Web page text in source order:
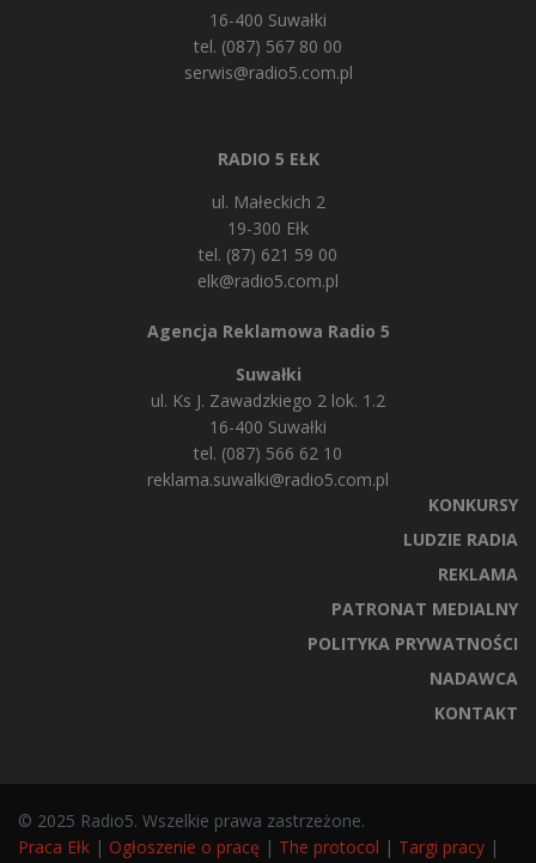
16-400 Suwałki
tel. (087) 567 80 00
serwis@radio5.com.pl
RADIO 5 EŁK
ul. Małeckich 2
19-300 Ełk
tel. (87) 621 59 00
elk@radio5.com.pl
Agencja Reklamowa Radio 5
Suwałki
ul. Ks J. Zawadzkiego 2 lok. 1.2
16-400 Suwałki
tel. (087) 566 62 10
reklama.suwalki@radio5.com.pl
KONKURSY
LUDZIE RADIA
REKLAMA
PATRONAT MEDIALNY
POLITYKA PRYWATNOŚCI
NADAWCA
KONTAKT
© 2025 Radio5. Wszelkie prawa zastrzeżone.
Praca Ełk | Ogłoszenie o pracę | The protocol | Targi pracy |